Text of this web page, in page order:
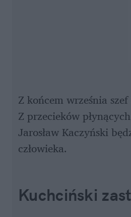
Z końcem września
Z przecieków
Jarosław Kaczyński
człowieka.
Kuchciński